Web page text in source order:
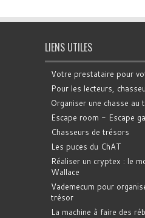
LIENS UTILES
Votre prestataire pour
Pour les lecteurs,
Organiser une chasse au
Escape room - Escape
Chasseurs de trésors
Les puces du ChAT
Réaliser un cryptex : le
Wallace
Vademecum pour
trésor
La machine à faire des